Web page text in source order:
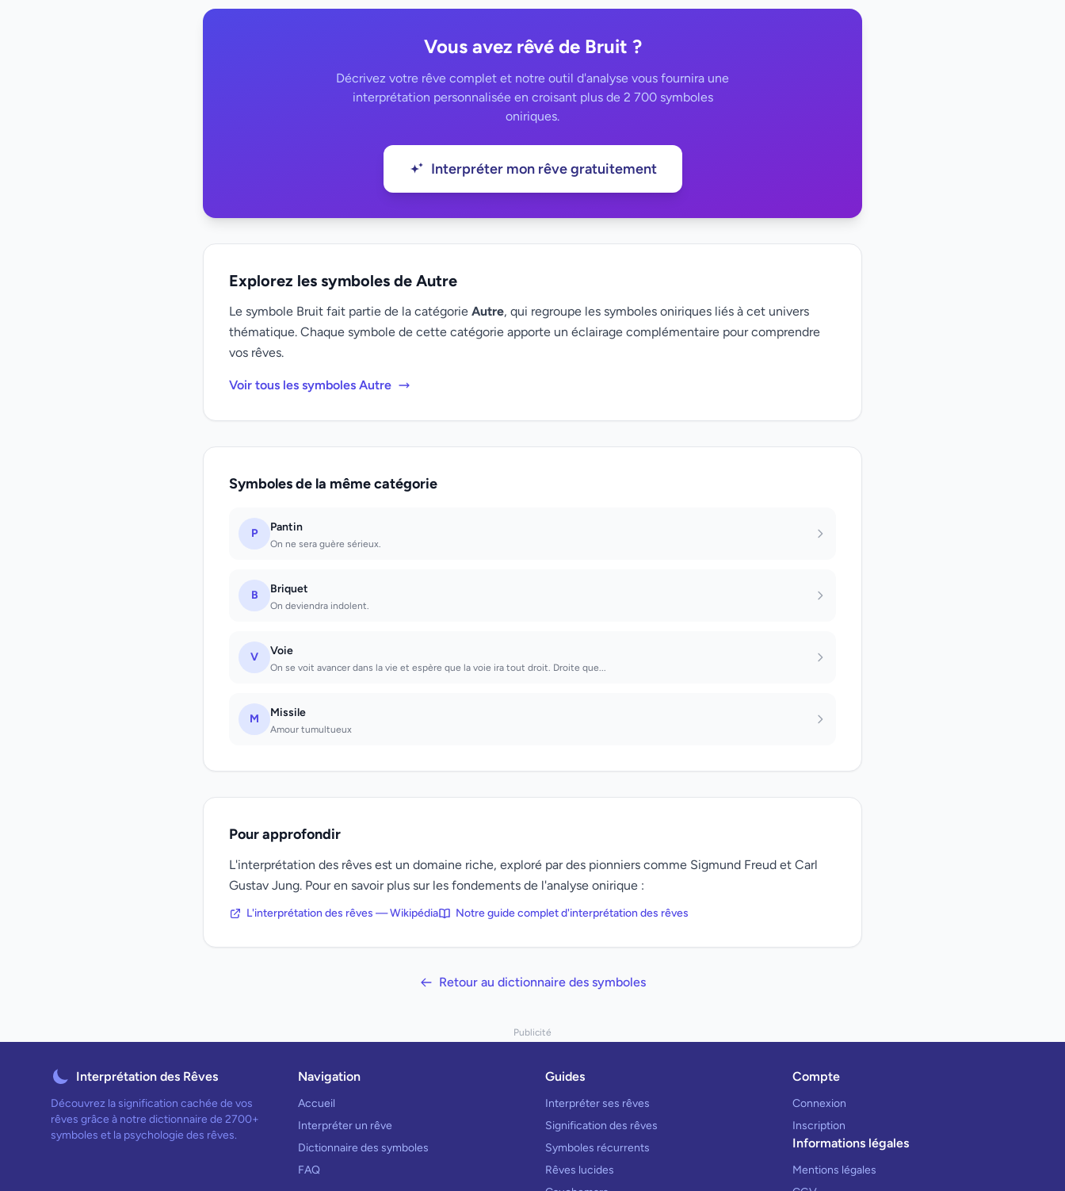
Vous avez rêvé de Bruit ?
Décrivez votre rêve complet et notre outil d'analyse vous fournira une
interprétation personnalisée en croisant plus de 2 700 symboles
oniriques.
Interpréter mon rêve gratuitement
Explorez les symboles de Autre
Le symbole Bruit fait partie de la catégorie Autre, qui regroupe les symboles oniriques liés à cet univers
thématique. Chaque symbole de cette catégorie apporte un éclairage complémentaire pour comprendre
vos rêves.
Voir tous les symboles Autre
Symboles de la même catégorie
P Pantin
On ne sera guère sérieux.
B Briquet
On deviendra indolent.
V Voie
On se voit avancer dans la vie et espère que la voie ira tout droit. Droite que...
M Missile
Amour tumultueux
Pour approfondir
L'interprétation des rêves est un domaine riche, exploré par des pionniers comme Sigmund Freud et Carl
Gustav Jung. Pour en savoir plus sur les fondements de l'analyse onirique :
L'interprétation des rêves — Wikipédia Notre guide complet d'interprétation des rêves
Retour au dictionnaire des symboles
Publicité
Interprétation des Rêves
Découvrez la signification cachée de vos
rêves grâce à notre dictionnaire de 2700+
symboles et la psychologie des rêves.
Navigation
Accueil
Interpréter un rêve
Dictionnaire des symboles
FAQ
Guides
Interpréter ses rêves
Signification des rêves
Symboles récurrents
Rêves lucides
Compte
Connexion
Inscription
Informations légales
Mentions légales